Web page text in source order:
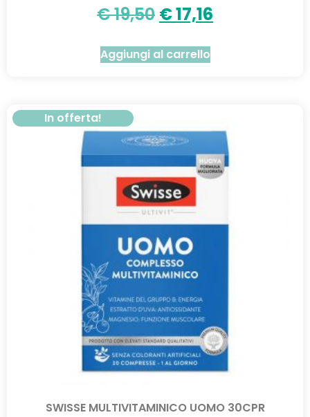
€19,50 €17,16
Aggiungi al carrello
In offerta!
SWISSE MULTIVITAMINICO UOMO 30CPR